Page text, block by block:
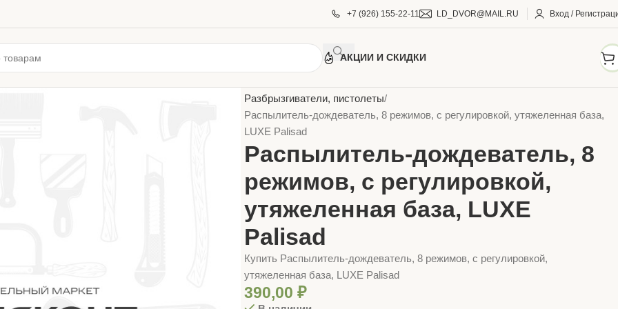
+7 (926) 155-22-11 LD_DVOR@MAIL.RU Вход /
АКЦИИ И СКИДКИ
Разбрызгиватели, пистолеты
Распылитель-дождеватель, 8 режимов, с регулировкой, утяжеленная база,
LUXE Palisad
Распылитель-дождеватель, 8
режимов, с регулировкой,
утяжеленная база, LUXE
Palisad
Купить Распылитель-дождеватель, 8 режимов, с регулировкой,
утяжеленная база, LUXE Palisad
390,00₽